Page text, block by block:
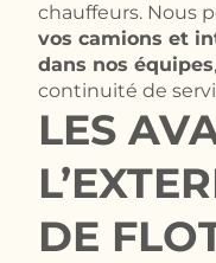
chauffeurs. Nous
vos camions et
dans nos équipes
continuité de
LES
DE